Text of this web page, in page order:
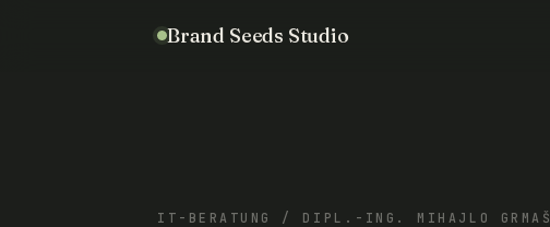
Brand Seeds Studio
IT-BERATUNG / DIPL.-ING. MIHAJLO GRMAŠ